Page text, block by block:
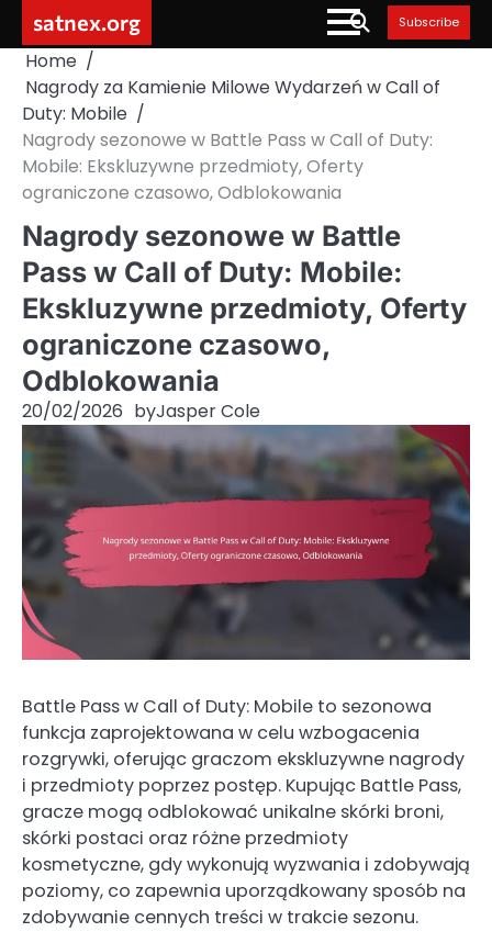
content
satnex.org Subscribe
Home
Nagrody za Kamienie Milowe Wydarzeń w Call of
Duty: Mobile
Nagrody sezonowe w Battle Pass w Call of Duty:
Mobile: Ekskluzywne przedmioty, Oferty
ograniczone czasowo, Odblokowania
Nagrody sezonowe w Battle
Pass w Call of Duty: Mobile:
Ekskluzywne przedmioty, Oferty
ograniczone czasowo,
Odblokowania
20/02/2026 byJasper Cole
Battle Pass w Call of Duty: Mobile to sezonowa
funkcja zaprojektowana w celu wzbogacenia
rozgrywki, oferując graczom ekskluzywne nagrody
i przedmioty poprzez postęp. Kupując Battle Pass,
gracze mogą odblokować unikalne skórki broni,
skórki postaci oraz różne przedmioty
kosmetyczne, gdy wykonują wyzwania i zdobywają
poziomy, co zapewnia uporządkowany sposób na
zdobywanie cennych treści w trakcie sezonu.